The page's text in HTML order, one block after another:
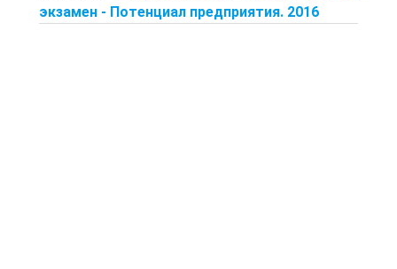
экзамен - Потенциал предприятия. 2016